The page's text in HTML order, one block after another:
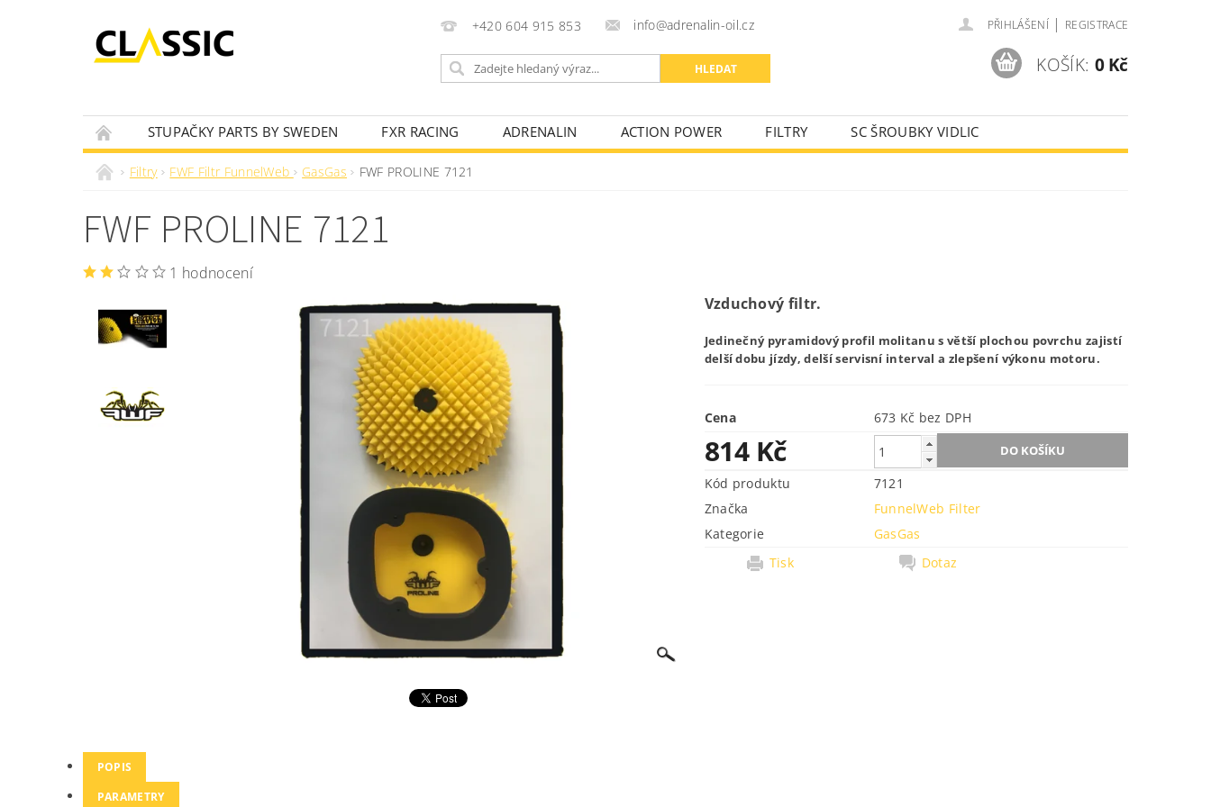
+420 604 915 853 info@adrenalin-oil.cz PŘIHLÁŠENÍ | REGISTRACE
KOŠÍK: 0 Kč
STUPAČKY PARTS BY SWEDEN FXR RACING ADRENALIN ACTION POWER FILTRY
SC ŠROUBKY VIDLIC
OLEJOVÝ VYHLEDÁVAČ
NOVINKY KONTAKTY
Filtry FWF Filtr FunnelWeb GasGas FWF PROLINE 7121
FWF PROLINE 7121
1 hodnocení
Vzduchový filtr.
Jedinečný pyramidový profil molitanu s větší plochou povrchu zajistí
delší dobu jízdy, delší servisní interval a zlepšení výkonu motoru.
Cena 673 Kč bez DPH
814 Kč
Kód produktu
7121
Značka
FunnelWeb Filter
Kategorie
GasGas
Tisk
Dotaz
POPIS
PARAMETRY